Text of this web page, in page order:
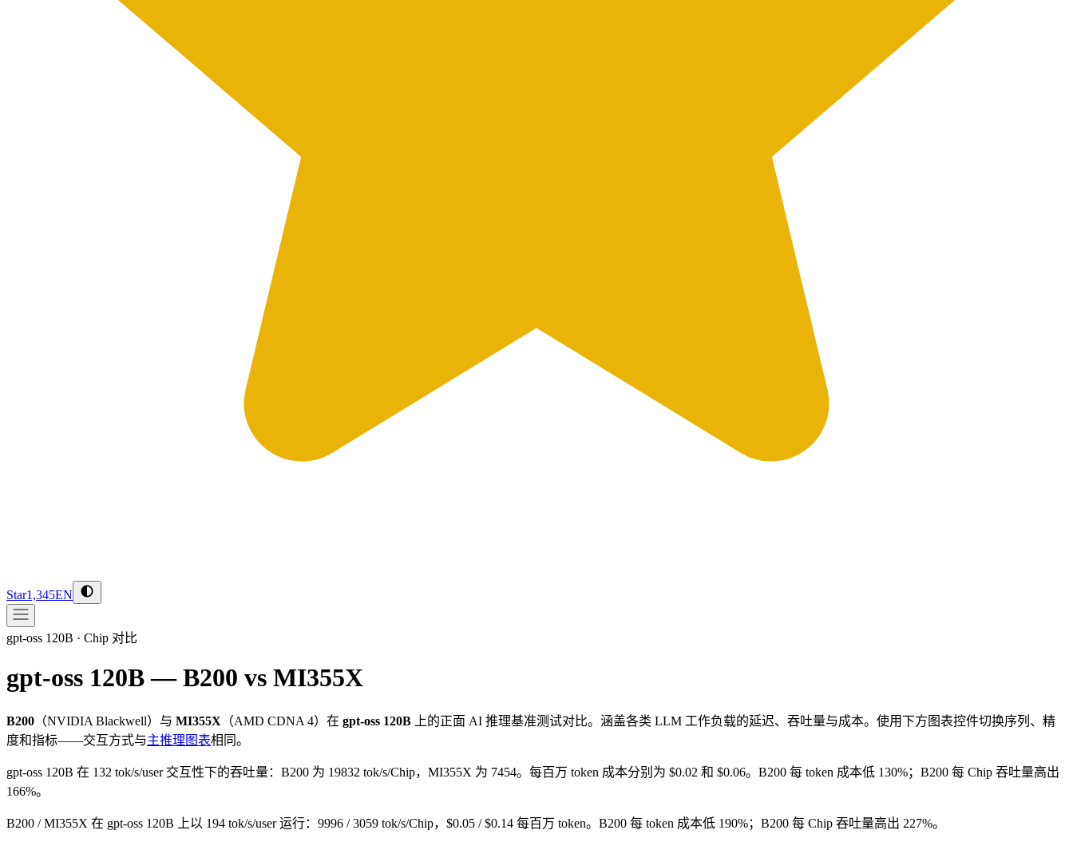
Star1,345EN
gpt-oss 120B · Chip 对比
gpt-oss 120B — B200 vs MI355X
B200 （NVIDIA Blackwell）与 MI355X （AMD CDNA 4）在 gpt-oss 120B 上的正面 AI 推理基准测试对比。涵盖各类 LLM 工作负载的延迟、吞吐量与成本。使用下方图表控件切换序列、精
度和指标——交互方式与主推理图表相同。
gpt-oss 120B 在 132 tok/s/user 交互性下的吞吐量：B200 为 19832 tok/s/Chip，MI355X 为 7454。每百万 token 成本分别为 $0.02 和 $0.06。B200 每 token 成本低 130%；B200 每 Chip 吞吐量高出
166%。
B200 / MI355X 在 gpt-oss 120B 上以 194 tok/s/user 运行：9996 / 3059 tok/s/Chip，$0.05 / $0.14 每百万 token。B200 每 token 成本低 190%；B200 每 Chip 吞吐量高出 227%。